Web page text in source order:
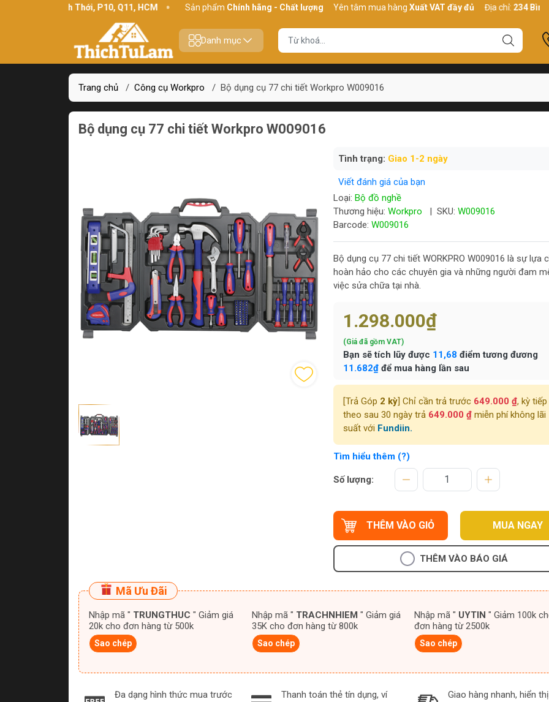
234 Bình Thới, P10, Q11, HCM Sản phẩmChính hãng - Chất lượng Yên tâm mua hàngXuất VAT đầy đủ Địa chỉ: 234 Bình Thới,
Danh mục
Trang chủ / Công cụ Workpro / Bộ dụng cụ 77 chi tiết Workpro W009016
Bộ dụng cụ 77 chi tiết Workpro W009016
Tình trạng: Giao 1-2 ngày
Viết đánh giá của bạn
Loại: Bộ đồ nghề
Thương hiệu: Workpro | SKU: W009016
Barcode: W009016
Bộ dụng cụ 77 chi tiết WORKPRO W009016 là sự lựa
hoàn hảo cho các chuyên gia và những người đam
việc sửa chữa tại nhà.
1.298.000₫
(Giá đã gồm VAT)
Bạn sẽ tích lũy được 11,68 điểm tương đương
11.682₫để mua hàng lần sau
[Trả Góp 2 kỳ] Chỉ cần trả trước 649.000 ₫, kỳ tiếp
theo sau 30 ngày trả 649.000 ₫miễn phí không lãi
suất với Fundiin.
Tìm hiểu thêm (?)
Số lượng:
THÊM VÀO GIỎ MUA NGAY
THÊM VÀO BÁO GIÁ
Mã Ưu Đãi
Nhập mã " TRUNGTHUC " Giảm giá
20k cho đơn hàng từ 500k
Sao chép
Nhập mã " TRACHNHIEM " Giảm giá
35K cho đơn hàng từ 800k
Sao chép
Nhập mã " UYTIN " Giảm 100k cho
đơn hàng từ 2500k
Sao chép
Đa dạng hình thức mua trước
Thanh toán thẻ tín dụng, ví
Giao hàng nhanh, hiển